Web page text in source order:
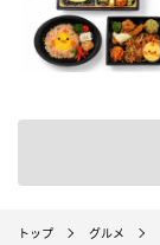
トップ グルメ